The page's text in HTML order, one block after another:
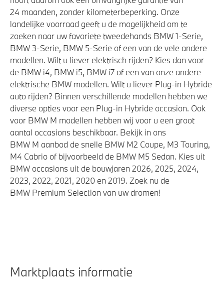
24 maanden, zonder kilometerbeperking. Onze
landelijke voorraad geeft u de mogelijkheid om te
zoeken naar uw favoriete tweedehands BMW 1-Serie,
BMW 3-Serie, BMW 5-Serie of een van de vele andere
modellen. Wilt u liever elektrisch rijden? Kies dan voor
de BMW i4, BMW i5, BMW i7 of een van onze andere
elektrische BMW modellen. Wilt u liever Plug-in Hybride
auto rijden? Binnen verschillende modellen hebben we
diverse opties voor een Plug-in Hybride occasion. Ook
voor BMW M modellen hebben wij voor u een groot
aantal occasions beschikbaar. Bekijk in ons
BMW M aanbod de snelle BMW M2 Coupe, M3 Touring,
M4 Cabrio of bijvoorbeeld de BMW M5 Sedan. Kies uit
BMW occasions uit de bouwjaren 2026, 2025, 2024,
2023, 2022, 2021, 2020 en 2019. Zoek nu de
BMW Premium Selection van uw dromen!
Marktplaats informatie